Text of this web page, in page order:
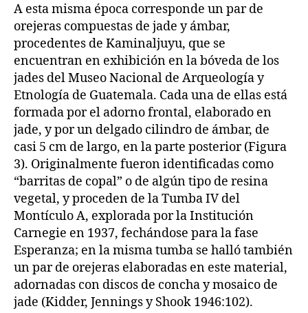
A esta misma época corresponde un par de
orejeras compuestas de jade y ámbar,
procedentes de Kaminaljuyu, que se
encuentran en exhibición en la bóveda de los
jades del Museo Nacional de Arqueología y
Etnología de Guatemala. Cada una de ellas está
formada por el adorno frontal, elaborado en
jade, y por un delgado cilindro de ámbar, de
casi 5 cm de largo, en la parte posterior (Figura
3). Originalmente fueron identificadas como
“barritas de copal” o de algún tipo de resina
vegetal, y proceden de la Tumba IV del
Montículo A, explorada por la Institución
Carnegie en 1937, fechándose para la fase
Esperanza; en la misma tumba se halló también
un par de orejeras elaboradas en este material,
adornadas con discos de concha y mosaico de
jade (Kidder, Jennings y Shook 1946:102).